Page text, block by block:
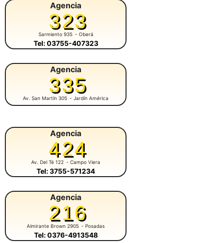
Agencia
323
Sarmiento 935 - Oberá
Tel: 03755-407323
Agencia
335
Av. San Martín 305 - Jardín América
Agencia
424
Av. Del Té 122 - Campo Viera
Tel: 3755-571234
Agencia
216
Almirante Brown 2905 - Posadas
Tel: 0376-4913548